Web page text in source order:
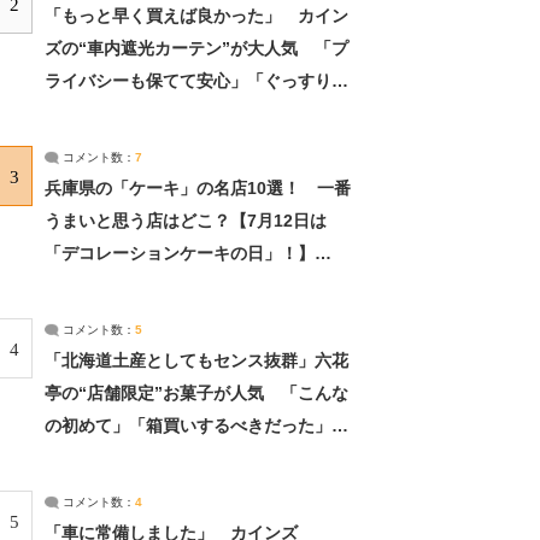
2
「もっと早く買えば良かった」 カイン
ズの“車内遮光カーテン”が大人気 「プ
ライバシーも保てて安心」「ぐっすり眠
3
コメント数： 7
兵庫県の「ケーキ」の名店10選！ 一番
うまいと思う店はどこ？【7月12日は
「デコレーションケーキの日」！】
4
コメント数： 5
「北海道土産としてもセンス抜群」六花
亭の“店舗限定”お菓子が人気 「こんな
の初めて」「箱買いするべきだった」
5
コメント数： 4
「車に常備しました」 カインズ